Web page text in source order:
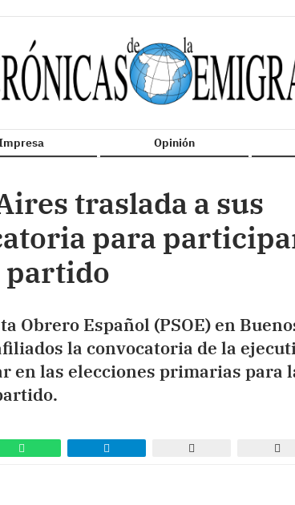
Opinión
traslada a sus
para
partido
Obrero Español (PSOE) en
la convocatoria de la
las elecciones primarias para